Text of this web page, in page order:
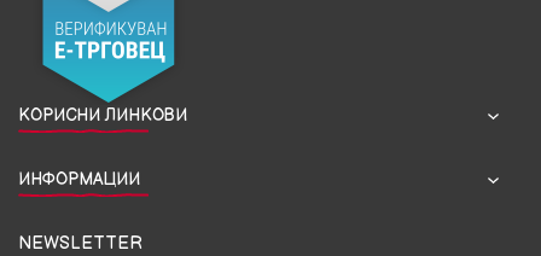
КОРИСНИ ЛИНКОВИ
ИНФОРМАЦИИ
NEWSLETTER